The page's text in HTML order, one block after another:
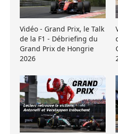
Vidéo - Grand Prix, le Talk
de la F1 - Débriefing du
Grand Prix de Hongrie
2026